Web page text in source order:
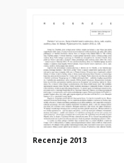
Recenzje 2013